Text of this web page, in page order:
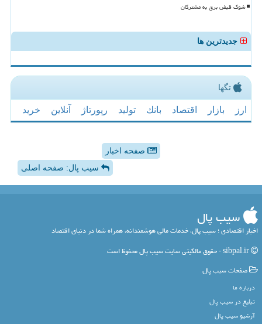
شوک قبض برق به مشترکان
جدیدترین ها
تگها
ارز بازار اقتصاد بانك تولید رپورتاژ آنلاین خرید
صفحه اخبار
سیب پال: صفحه اصلی
سیب پال
اخبار اقتصادی ؛ سیب پال، خدمات مالی هوشمندانه، همراه شما در دنیای اقتصاد
صفحات سیب پال
درباره ما
تبلیغ در سیب پال
آرشیو سیب پال